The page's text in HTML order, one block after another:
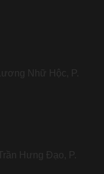
Nhữ Hộc, P.
Hưng Đạo, P.